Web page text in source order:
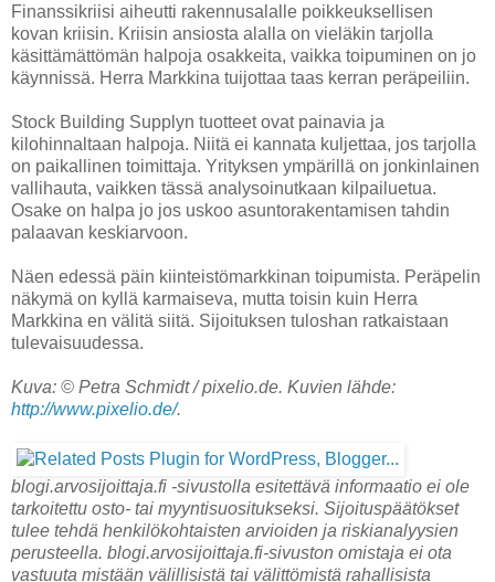
Finanssikriisi aiheutti rakennusalalle poikkeuksellisen
kovan kriisin. Kriisin ansiosta alalla on vieläkin tarjolla
käsittämättömän halpoja osakkeita, vaikka toipuminen on jo
käynnissä. Herra Markkina tuijottaa taas kerran peräpeiliin.
Stock Building Supplyn tuotteet ovat painavia ja
kilohinnaltaan halpoja. Niitä ei kannata kuljettaa, jos tarjolla
on paikallinen toimittaja. Yrityksen ympärillä on jonkinlainen
vallihauta, vaikken tässä analysoinutkaan kilpailuetua.
Osake on halpa jo jos uskoo asuntorakentamisen tahdin
palaavan keskiarvoon.
Näen edessä päin kiinteistömarkkinan toipumista. Peräpelin
näkymä on kyllä karmaiseva, mutta toisin kuin Herra
Markkina en välitä siitä. Sijoituksen tuloshan ratkaistaan
tulevaisuudessa.
Kuva: © Petra Schmidt / pixelio.de. Kuvien lähde:
http://www.pixelio.de/.
blogi.arvosijoittaja.fi -sivustolla esitettävä informaatio ei ole
tarkoitettu osto- tai myyntisuositukseksi. Sijoituspäätökset
tulee tehdä henkilökohtaisten arvioiden ja riskianalyysien
perusteella. blogi.arvosijoittaja.fi-sivuston omistaja ei ota
vastuuta mistään välillisistä tai välittömistä rahallisista